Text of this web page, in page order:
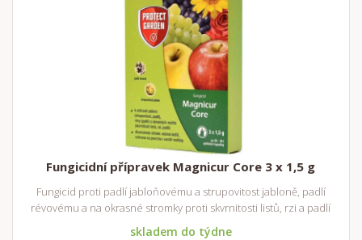
Fungicidní přípravek Magnicur Core 3 x 1,5 g
Fungicid proti padlí jabloňovému a strupovitost jabloně, padlí
révovému a na okrasné stromky proti skvrnitosti listů, rzi a padlí
skladem do týdne